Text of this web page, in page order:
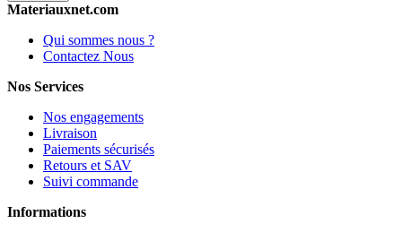
Materiauxnet.com
Qui sommes nous ?
Contactez Nous
Nos Services
Nos engagements
Livraison
Paiements sécurisés
Retours et SAV
Suivi commande
Informations